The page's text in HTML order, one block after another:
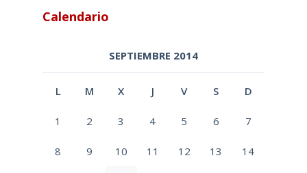
Calendario
SEPTIEMBRE 2014
L M X J V S D
1 2 3 4 5 6 7
8 9 10 11 12 13 14